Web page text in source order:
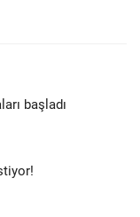
başladı